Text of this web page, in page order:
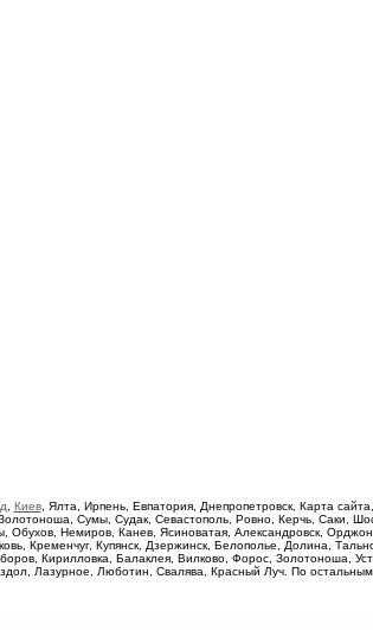
, Киев, Ялта, Ирпень, Евпатория, Днепропетровск, Карта
Сумы, Судак, Севастополь, Ровно, Керчь, Саки,
Немиров, Канев, Ясиноватая, Александровск,
Кременчуг, Купянск, Дзержинск, Белополье, Долина,
Кирилловка, Балаклея, Вилково, Форос, Золотоноша,
Лазурное, Люботин, Свалява, Красный Луч. По